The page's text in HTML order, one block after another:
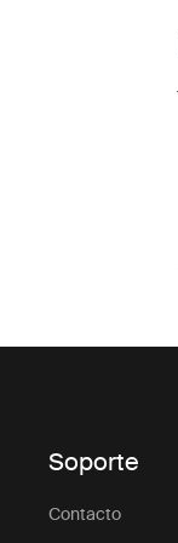
Soporte
Contacto